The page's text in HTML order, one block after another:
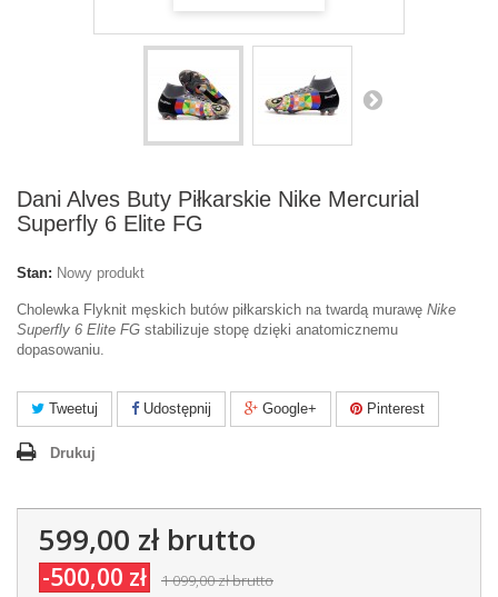
Dani Alves Buty Piłkarskie Nike Mercurial
Superfly 6 Elite FG
Stan: Nowy produkt
Cholewka Flyknit męskich butów piłkarskich na twardą murawę Nike
Superfly 6 Elite FG stabilizuje stopę dzięki anatomicznemu
dopasowaniu.
Tweetuj Udostępnij Google+ Pinterest
Drukuj
599,00 złbrutto
-500,00 zł 1 099,00 złbrutto